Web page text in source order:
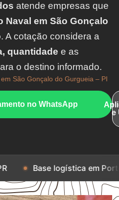
atende empresas que
Naval em São Gonçalo
. A cotação considera a
quantidade e as
o destino informado.
São Gonçalo do Gurgueia – PI
no WhatsApp
e
logística em Porto Alegre, RS